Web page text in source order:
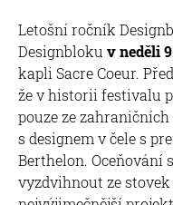
Letošní ročník
Designbloku v neděli
kapli Sacre Coeur.
že v historii festivalu
pouze ze
s designem v čele s
Berthelon. Oceňování
vyzdvihnout ze